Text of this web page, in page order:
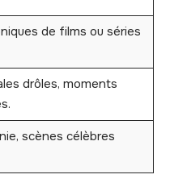
de films ou séries
drôles, moments
scènes célèbres